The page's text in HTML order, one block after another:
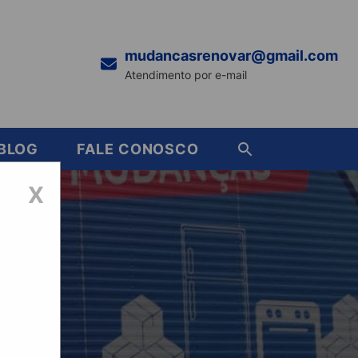
mudancasrenovar@gmail.com
Atendimento por e-mail
FALE CONOSCO
X